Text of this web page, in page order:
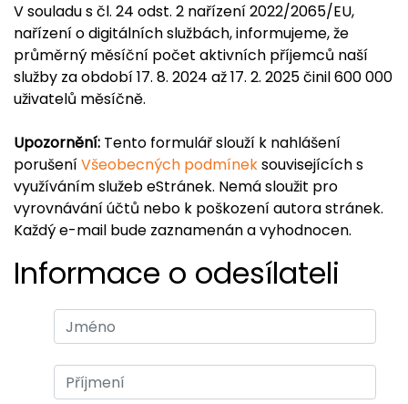
V souladu s čl. 24 odst. 2 nařízení 2022/2065/EU,
nařízení o digitálních službách, informujeme, že
průměrný měsíční počet aktivních příjemců naší
služby za období 17. 8. 2024 až 17. 2. 2025 činil 600 000
uživatelů měsíčně.
Upozornění: Tento formulář slouží k nahlášení
porušeníVšeobecných podmíneksouvisejících s
využíváním služeb eStránek. Nemá sloužit pro
vyrovnávání účtů nebo k poškození autora stránek.
Každý e-mail bude zaznamenán a vyhodnocen.
Informace o odesílateli